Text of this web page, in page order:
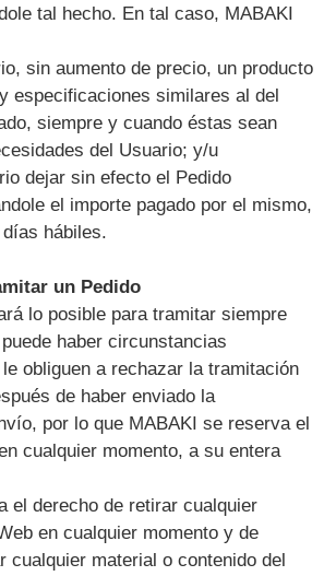
tal hecho. En tal caso, MABAKI
sin aumento de precio, un producto
especificaciones similares al del
siempre y cuando éstas sean
del Usuario; y/u
dejar sin efecto el Pedido
el importe pagado por el mismo,
hábiles.
un Pedido
lo posible para tramitar siempre
haber circunstancias
obliguen a rechazar la tramitación
de haber enviado la
por lo que MABAKI se reserva el
cualquier momento, a su entera
el derecho de retirar cualquier
en cualquier momento y de
cualquier material o contenido del